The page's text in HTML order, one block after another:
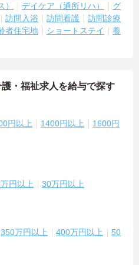
デイケア（通所リハ）
グ
訪問入浴 訪問看護
訪問診療
者住宅地 ショートステイ
養
・福祉求人を給与で探す
円以上 1400円以上
1600円
円以上 30万円以上
350万円以上 400万円以上
50